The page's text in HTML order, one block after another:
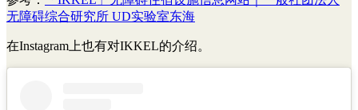
无障碍综合研究所 UD实验室东海
在Instagram上也有对IKKEL的介绍。